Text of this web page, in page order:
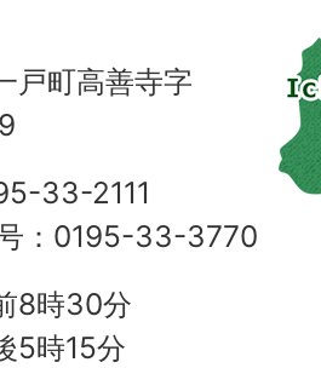
戸町高善寺字
33-2111
：0195-33-3770
8時30分
5時15分